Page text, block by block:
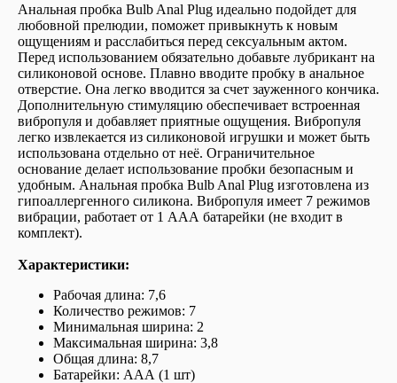
Анальная пробка Bulb Anal Plug идеально подойдет для
любовной прелюдии, поможет привыкнуть к новым
ощущениям и расслабиться перед сексуальным актом.
Перед использованием обязательно добавьте лубрикант на
силиконовой основе. Плавно вводите пробку в анальное
отверстие. Она легко вводится за счет зауженного кончика.
Дополнительную стимуляцию обеспечивает встроенная
вибропуля и добавляет приятные ощущения. Вибропуля
легко извлекается из силиконовой игрушки и может быть
использована отдельно от неё. Ограничительное
основание делает использование пробки безопасным и
удобным. Анальная пробка Bulb Anal Plug изготовлена из
гипоаллергенного силикона. Вибропуля имеет 7 режимов
вибрации, работает от 1 ААА батарейки (не входит в
комплект).
Характеристики:
Рабочая длина: 7,6
Количество режимов: 7
Минимальная ширина: 2
Максимальная ширина: 3,8
Общая длина: 8,7
Батарейки: ААА (1 шт)